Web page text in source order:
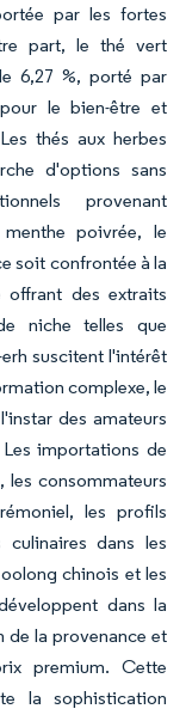
par les fortes
part, le thé vert
6,27 %, porté par
le bien-être et
thés aux herbes
d'options sans
provenant
poivrée, le
soit confrontée à la
offrant des extraits
niche telles que
suscitent l'intérêt
complexe, le
des amateurs
importations de
les consommateurs
les profils
dans les
chinois et les
dans la
de la provenance et
premium. Cette
la sophistication